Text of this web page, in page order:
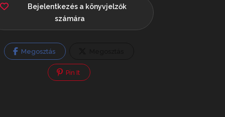
Bejelentkezés a könyvjelzők
számára
Megosztás
Pin It